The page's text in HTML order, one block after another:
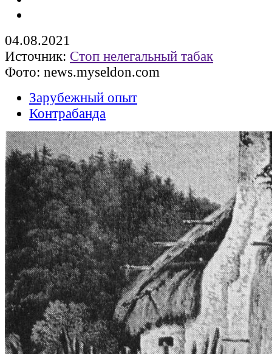
04.08.2021
Источник: Стоп нелегальный табак
Фото: news.myseldon.com
Зарубежный опыт
Контрабанда